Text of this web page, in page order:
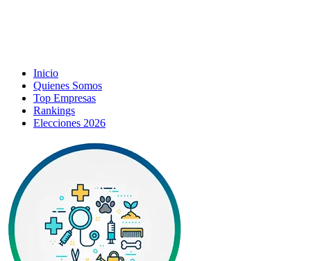
Inicio
Quienes Somos
Top Empresas
Rankings
Elecciones 2026